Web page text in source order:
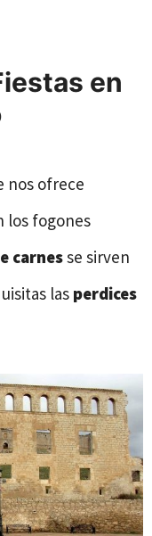
en
nos ofrece
los fogones
carnesse sirven
las perdices